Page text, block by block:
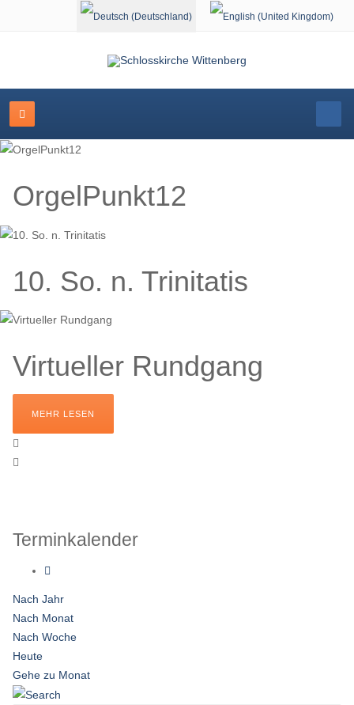
Sprache auswählen
OrgelPunkt12
10. So. n. Trinitatis
Virtueller Rundgang
MEHR LESEN
Terminkalender
Nach Jahr
Nach Monat
Nach Woche
Heute
Gehe zu Monat